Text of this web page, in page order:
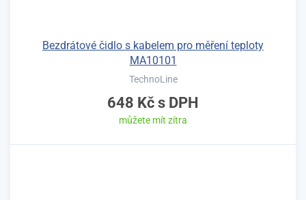
Bezdrátové čidlo s kabelem pro měření teploty
MA10101
TechnoLine
648 Kč s DPH
můžete mít zítra